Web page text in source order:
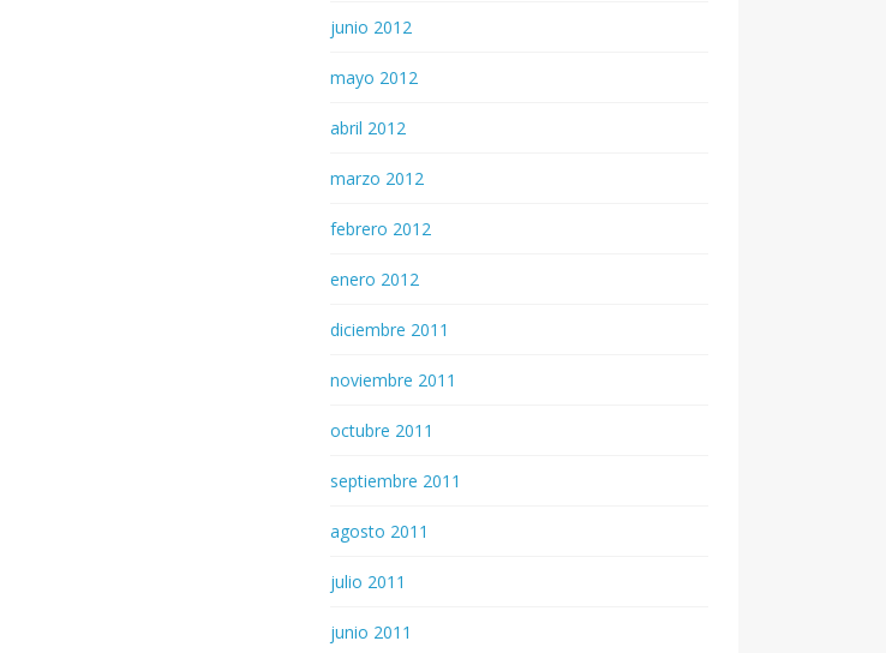
junio 2012
mayo 2012
abril 2012
marzo 2012
febrero 2012
enero 2012
diciembre 2011
noviembre 2011
octubre 2011
septiembre 2011
agosto 2011
julio 2011
junio 2011